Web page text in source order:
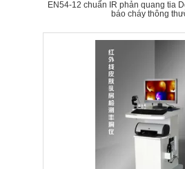
EN54-12 chuẩn IR phản quang tia
báo cháy thông